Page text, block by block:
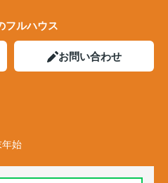
フルハウス
お問い合わせ
年始